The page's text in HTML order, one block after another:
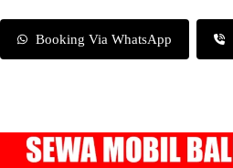
Booking Via WhatsApp